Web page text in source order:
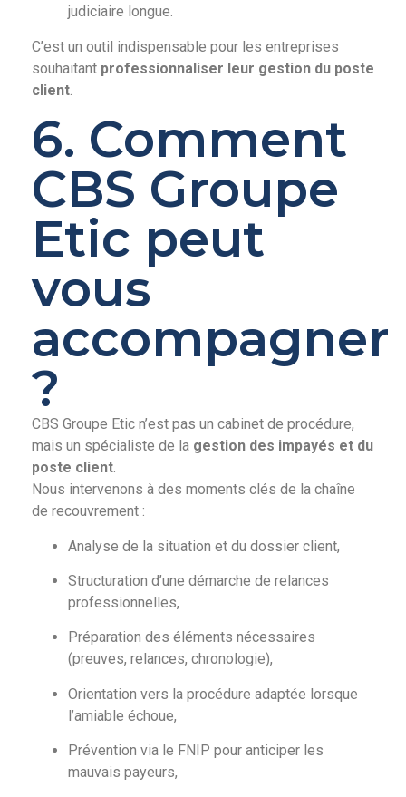
judiciaire longue.
C’est un outil indispensable pour les entreprises
souhaitant professionnaliser leur gestion du poste
client.
6. Comment
CBS Groupe
Etic peut
vous
accompagner
?
CBS Groupe Etic n’est pas un cabinet de procédure,
mais un spécialiste de la gestion des impayés et du
poste client.
Nous intervenons à des moments clés de la chaîne
de recouvrement :
Analyse de la situation et du dossier client,
Structuration d’une démarche de relances
professionnelles,
Préparation des éléments nécessaires
(preuves, relances, chronologie),
Orientation vers la procédure adaptée lorsque
l’amiable échoue,
Prévention via le FNIP pour anticiper les
mauvais payeurs,